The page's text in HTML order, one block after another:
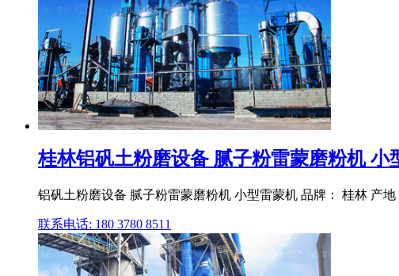
桂林铝矾土粉磨设备 腻子粉雷蒙磨粉机 小
铝矾土粉磨设备 腻子粉雷蒙磨粉机 小型雷蒙机 品牌： 桂林 产
联系电话: 180 3780 8511